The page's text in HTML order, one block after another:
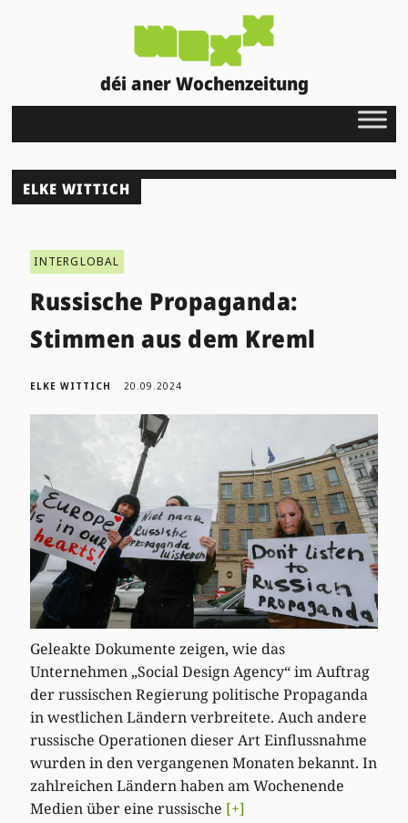
déi aner Wochenzeitung
ELKE WITTICH
INTERGLOBAL
Russische Propaganda:
Stimmen aus dem Kreml
ELKE WITTICH 20.09.2024
Geleakte Dokumente zeigen, wie das
Unternehmen „Social Design Agency“ im Auftrag
der russischen Regierung politische Propaganda
in westlichen Ländern verbreitete. Auch andere
russische Operationen dieser Art Einflussnahme
wurden in den vergangenen Monaten bekannt. In
zahlreichen Ländern haben am Wochenende
Medien über eine russische [+]